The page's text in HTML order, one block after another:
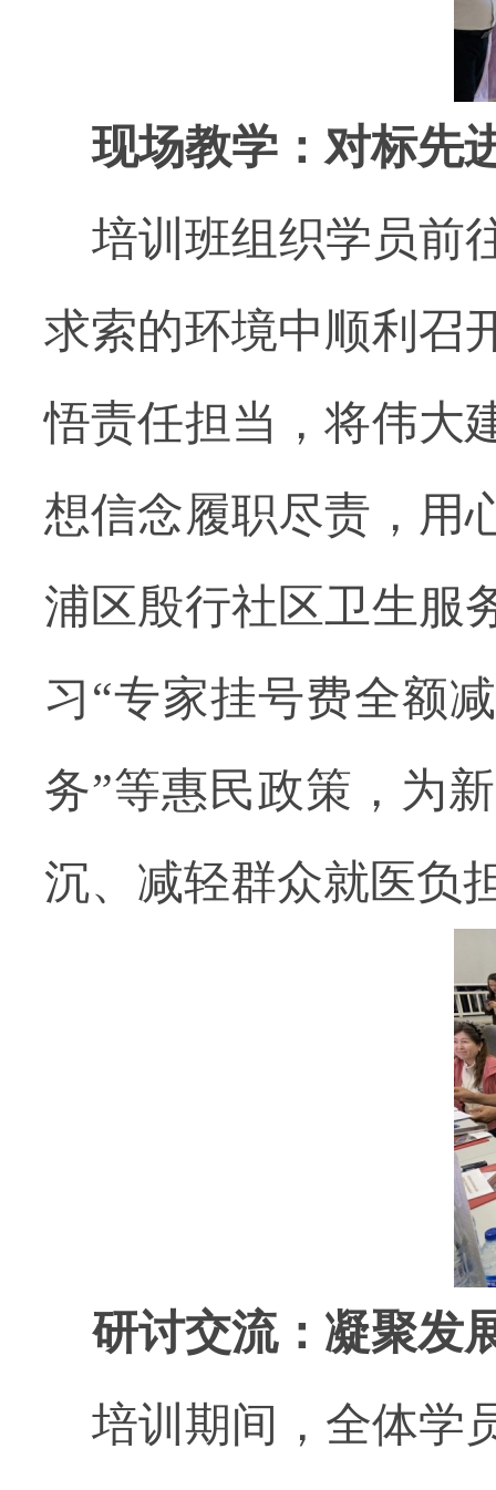
现场教学：对标先
培训班组织学员前
求索的环境中顺利召
悟责任担当，将伟大
想信念履职尽责，用
浦区殷行社区卫生服
习“专家挂号费全额
务”等惠民政策，为
沉、减轻群众就医负
研讨交流：凝聚发
培训期间，全体学